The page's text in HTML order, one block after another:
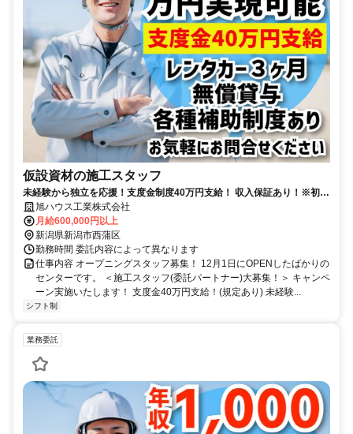
仮設資材の施工スタッフ
未経験から独立を応援！支度金制度40万円支給！ 収入保証あり！※初期
費用0円から始められる！
旭ハウス工業株式会社
月給600,000円以上
新潟県新潟市西蒲区
勤務時間 委託内容によって異なります
仕事内容 オープニングスタッフ募集！ 12月1日にOPENしたばかりの
センターです。 ＜施工スタッフ(委託パートナー)大募集！＞ キャンペ
ーン実施いたします！ 支度金40万円支給！(規定あり) 未経験...
シフト制
業務委託